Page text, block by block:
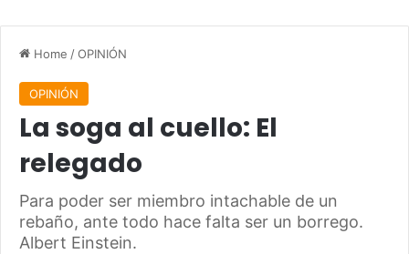
Home /OPINIÓN
OPINIÓN
La soga al cuello: El
relegado
Para poder ser miembro intachable de un
rebaño, ante todo hace falta ser un borrego.
Albert Einstein.